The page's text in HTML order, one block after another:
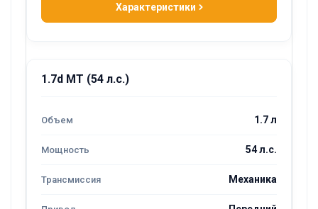
Характеристики
1.7d MT (54 л.с.)
1.7 л
54 л.с.
Механика